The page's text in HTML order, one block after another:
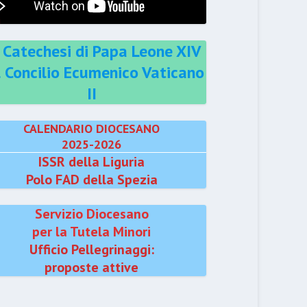
Catechesi di Papa Leone XIV
Ecumenico Vaticano
II
CALENDARIO DIOCESANO
2025-2026
ISSR della Liguria
Polo FAD della Spezia
Servizio Diocesano
per la Tutela Minori
Ufficio Pellegrinaggi:
proposte attive